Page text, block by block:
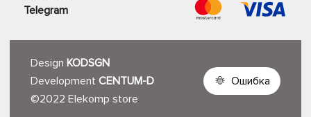
Telegram
Design KODSGN
Development CENTUM-D
©2022 Elekomp store
Ошибка